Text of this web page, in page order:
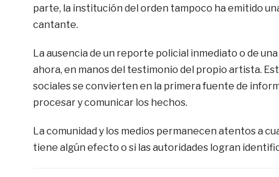
parte, la institución del orden tampoco ha emitido
cantante.
La ausencia de un reporte policial inmediato o de
ahora, en manos del testimonio del propio artista.
sociales se convierten en la primera fuente de
procesar y comunicar los hechos.
La comunidad y los medios permanecen atentos a
tiene algún efecto o si las autoridades logran